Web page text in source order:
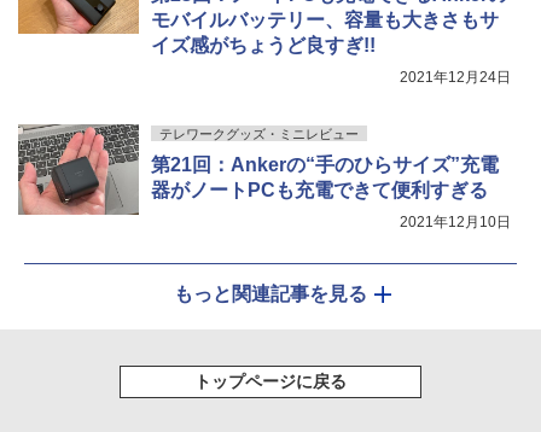
モバイルバッテリー、容量も大きさもサ
イズ感がちょうど良すぎ!!
2021年12月24日
テレワークグッズ・ミニレビュー
第21回：Ankerの“手のひらサイズ”充電
器がノートPCも充電できて便利すぎる
2021年12月10日
もっと関連記事を見る
トップページに戻る